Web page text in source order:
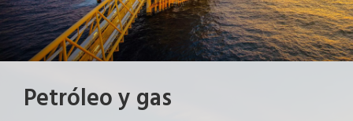
Petróleo y gas